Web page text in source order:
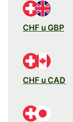
CHF u GBP
CHF u CAD